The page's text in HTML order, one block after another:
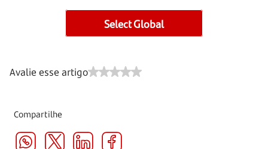
Select Global
Avalie esse artigo
Compartilhe